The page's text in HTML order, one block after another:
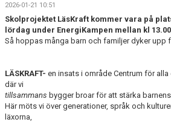
2026-01-21 10:51
Skolprojektet LäsKraft kommer vara på
lördag under EnergiKampen mellan kl
Så hoppas många barn och familjer dyker upp
LÄSKRAFT- en insats i område Centrum för
där vi
tillsammans bygger broar för att stärka
Här möts vi över generationer, språk och
läxorna,